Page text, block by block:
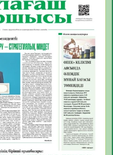
қарсы иммундау
45
41
мәлімет
40
облысы полиция
астам
қамтамасыз етті